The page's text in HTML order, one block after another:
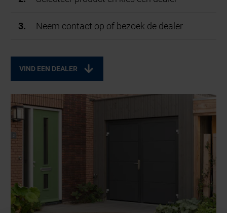
Neem contact op of bezoek de dealer
VIND EEN DEALER